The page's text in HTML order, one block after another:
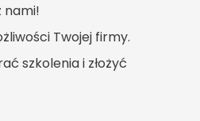
nami!
Twojej firmy.
szkolenia i złożyć